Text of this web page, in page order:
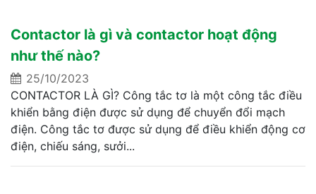
Contactor là gì và contactor hoạt động
như thế nào?
25/10/2023
CONTACTOR LÀ GÌ? Công tắc tơ là một công tắc điều
khiển bằng điện được sử dụng để chuyển đổi mạch
điện. Công tắc tơ được sử dụng để điều khiển động cơ
điện, chiếu sáng, sưởi...